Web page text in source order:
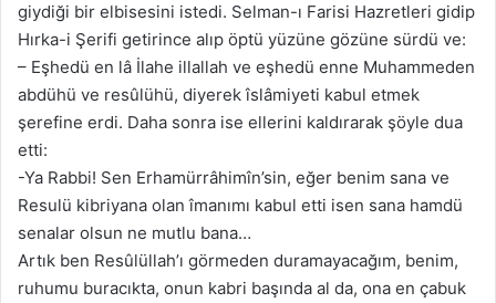
giydiği bir elbisesini istedi. Selman-ı Farisi Hazretleri gidip
Hırka-i Şerifi getirince alıp öptü yüzüne gözüne sürdü ve:
– Eşhedü en lâ İlahe illallah ve eşhedü enne Muhammeden
abdühü ve resûlühü, diyerek îslâmiyeti kabul etmek
şerefine erdi. Daha sonra ise ellerini kaldırarak şöyle dua
etti:
-Ya Rabbi! Sen Erhamürrâhimîn’sin, eğer benim sana ve
Resulü kibriyana olan îmanımı kabul etti isen sana hamdü
senalar olsun ne mutlu bana…
Artık ben Resûlüllah’ı görmeden duramayacağım, benim,
ruhumu buracıkta, onun kabri başında al da, ona en çabuk